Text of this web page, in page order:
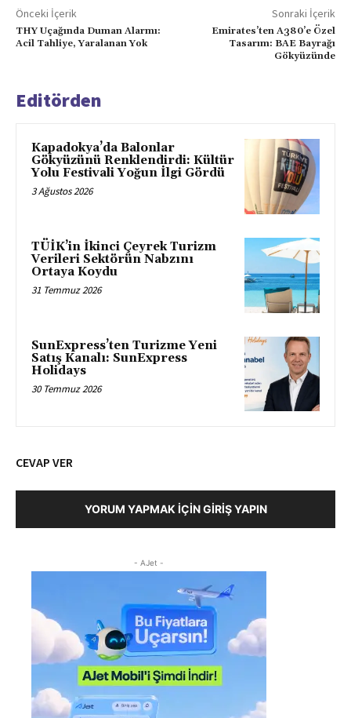
Önceki İçerik
THY Uçağında Duman Alarmı:
Acil Tahliye, Yaralanan Yok
Sonraki İçerik
Emirates’ten A380’e Özel
Tasarım: BAE Bayrağı
Gökyüzünde
Editörden
Kapadokya’da Balonlar
Gökyüzünü Renklendirdi: Kültür
Yolu Festivali Yoğun İlgi Gördü
3 Ağustos 2026
TÜİK’in İkinci Çeyrek Turizm
Verileri Sektörün Nabzını
Ortaya Koydu
31 Temmuz 2026
SunExpress’ten Turizme Yeni
Satış Kanalı: SunExpress
Holidays
30 Temmuz 2026
CEVAP VER
YORUM YAPMAK İÇIN GIRIŞ YAPIN
- AJet -